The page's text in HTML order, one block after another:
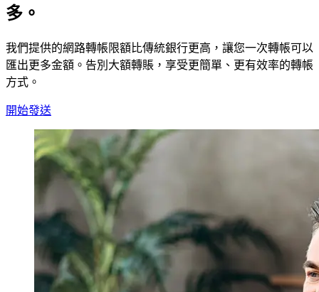
多。
我們提供的網路轉帳限額比傳統銀行更高，讓您一次轉帳可以
匯出更多金額。告別大額轉賬，享受更簡單、更有效率的轉帳
方式。
開始發送